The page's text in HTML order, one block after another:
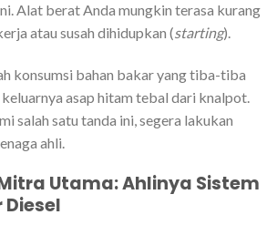
Alat berat Anda mungkin terasa kurang
atau susah dihidupkan (starting).
konsumsi bahan bakar yang tiba-tiba
asap hitam tebal dari knalpot.
salah satu tanda ini, segera lakukan
ahli.
Utama: Ahlinya Sistem